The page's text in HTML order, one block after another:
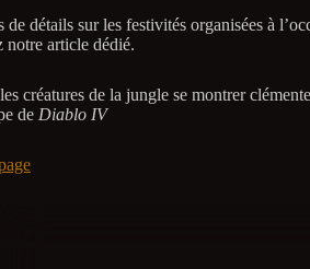
de détails sur les festivités organisées à
notre article dédié.
créatures de la jungle se montrer
de Diablo IV